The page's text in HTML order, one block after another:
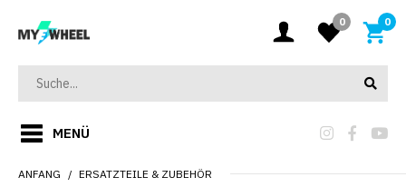
0 0
MENÜ
ANFANG ERSATZTEILE & ZUBEHÖR